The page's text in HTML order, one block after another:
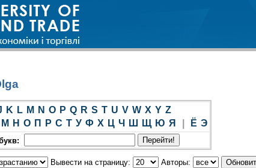
K L M N O P Q R S T U V W X Y Z
М Н О П Р С Т У Ф Х Ц Ч Ш Щ Ю Я Ё Э
Вывести на страницу:
Авторы: